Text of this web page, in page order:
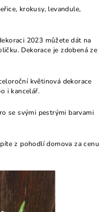
krokusy, levandule,
2023 můžete dát na
Dekorace je zdobená ze
květinová dekorace
i kancelář.
se svými pestrými barvami
z pohodlí domova za cenu